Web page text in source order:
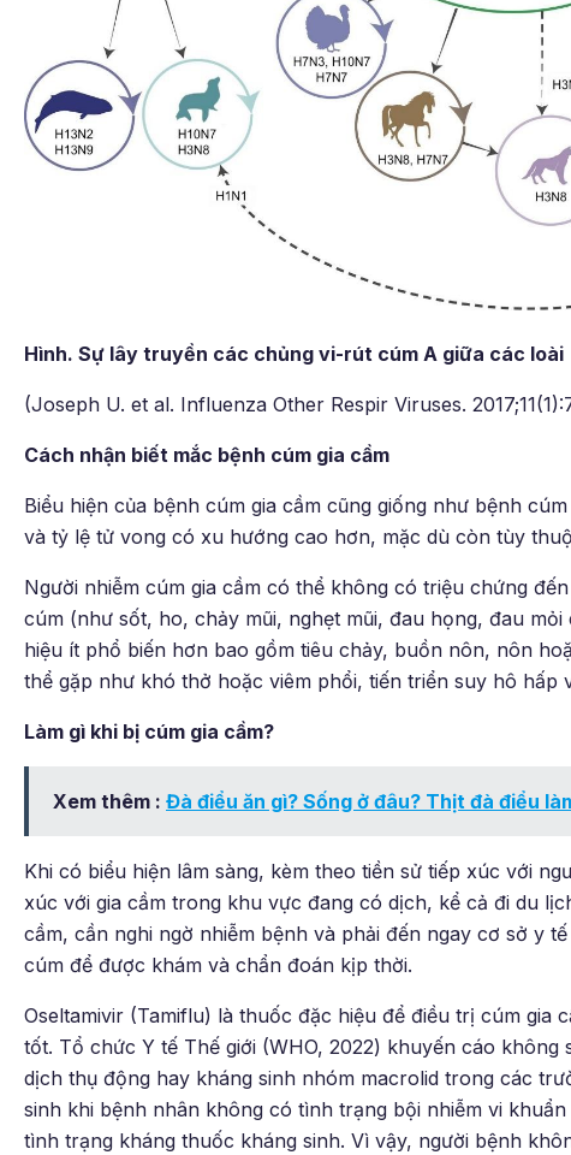
Hình. Sự lây truyền các chủng vi-rút cúm A giữa các loài
(Joseph U. et al. Influenza Other Respir Viruses.
Cách nhận biết mắc bệnh cúm gia cầm
Biểu hiện của bệnh cúm gia cầm cũng giống như bệnh
và tỷ lệ tử vong có xu hướng cao hơn, mặc dù còn tùy
Người nhiễm cúm gia cầm có thể không có triệu chứng
cúm (như sốt, ho, chảy mũi, nghẹt mũi, đau họng, đau
hiệu ít phổ biến hơn bao gồm tiêu chảy, buồn nôn, nôn
thể gặp như khó thở hoặc viêm phổi, tiến triển suy hô hấp
Làm gì khi bị cúm gia cầm?
Xem thêm : Đà điểu ăn gì? Sống ở đâu? Thịt đà điểu
Khi có biểu hiện lâm sàng, kèm theo tiền sử tiếp xúc với
xúc với gia cầm trong khu vực đang có dịch, kể cả đi du
cầm, cần nghi ngờ nhiễm bệnh và phải đến ngay cơ sở y
cúm để được khám và chẩn đoán kịp thời.
Oseltamivir (Tamiflu) là thuốc đặc hiệu để điều trị cúm gia
tốt. Tổ chức Y tế Thế giới (WHO, 2022) khuyến cáo không
dịch thụ động hay kháng sinh nhóm macrolid trong các
sinh khi bệnh nhân không có tình trạng bội nhiễm vi
tình trạng kháng thuốc kháng sinh. Vì vậy, người bệnh